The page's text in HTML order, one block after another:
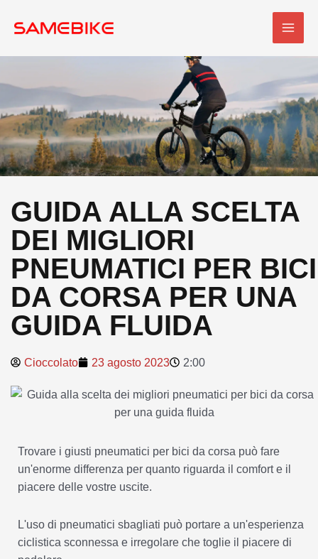
GUIDA ALLA SCELTA
DEI MIGLIORI
PNEUMATICI PER BICI
DA CORSA PER UNA
GUIDA FLUIDA
Cioccolato 23 agosto 2023 2:00
Trovare i giusti pneumatici per bici da corsa può fare
un'enorme differenza per quanto riguarda il comfort e il
piacere delle vostre uscite.
L'uso di pneumatici sbagliati può portare a un'esperienza
ciclistica sconnessa e irregolare che toglie il piacere di